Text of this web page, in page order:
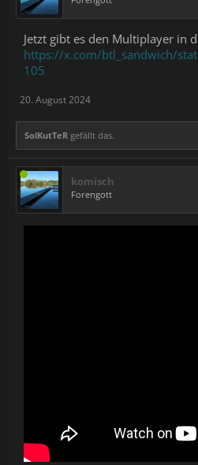
Jetzt gibt es den Multiplayer in
https://x.com/btl_sandwich/
105
20. August 2024
SolKutTeR gefällt das.
komisch
Forengott